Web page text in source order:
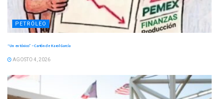
PETRÓLEO
“Un ex tóxico” – Cartón de Karol García
AGOSTO 4, 2026